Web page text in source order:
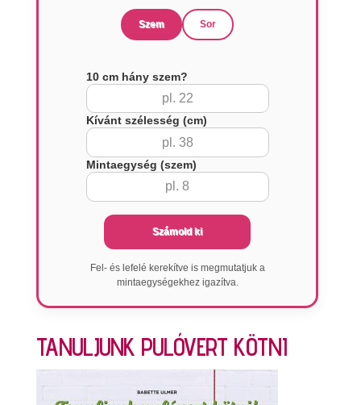
Szem Sor
10 cm hány szem?
Kívánt szélesség (cm)
Mintaegység (szem)
Számold ki
Fel- és lefelé kerekítve is megmutatjuk a
mintaegységekhez igazítva.
TANULJUNK PULÓVERT KÖTNI